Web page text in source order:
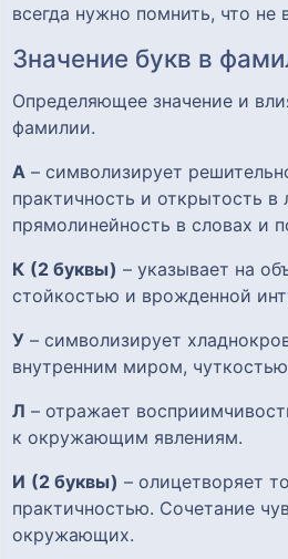
всегда нужно помнить, что
Значение букв в
Определяющее значение и
фамилии.
А – символизирует
практичность и открытость
прямолинейность в словах и
К (2 буквы) – указывает на
стойкостью и врожденной
У – символизирует
внутренним миром,
Л – отражает
к окружающим явлениям.
И (2 буквы) – олицетворяет
практичностью. Сочетание
окружающих.